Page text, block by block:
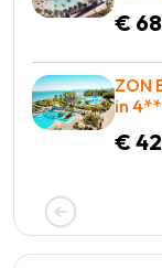
€
ZON
in
€